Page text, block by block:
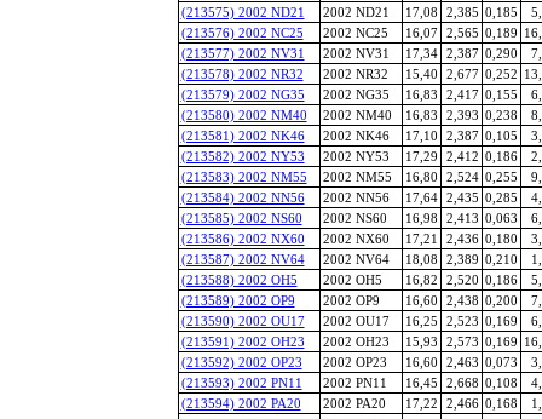
(213575) 2002 ND21
2002 ND21 17,08 2,385 0,185
(213576) 2002 NC25
2002 NC25 16,07 2,565 0,189
(213577) 2002 NV31
2002 NV31 17,34 2,387 0,290
(213578) 2002 NR32
2002 NR32 15,40 2,677 0,252
(213579) 2002 NG35
2002 NG35 16,83 2,417 0,155
(213580) 2002 NM40
2002 NM40 16,83 2,393 0,238
(213581) 2002 NK46
2002 NK46 17,10 2,387 0,105
(213582) 2002 NY53
2002 NY53 17,29 2,412 0,186
(213583) 2002 NM55
2002 NM55 16,80 2,524 0,255
(213584) 2002 NN56
2002 NN56 17,64 2,435 0,285
(213585) 2002 NS60
2002 NS60 16,98 2,413 0,063
(213586) 2002 NX60
2002 NX60 17,21 2,436 0,180
(213587) 2002 NV64
2002 NV64 18,08 2,389 0,210
(213588) 2002 OH5
2002 OH5 16,82 2,520 0,186
(213589) 2002 OP9
2002 OP9 16,60 2,438 0,200
(213590) 2002 OU17
2002 OU17 16,25 2,523 0,169
(213591) 2002 OH23
2002 OH23 15,93 2,573 0,169
(213592) 2002 OP23
2002 OP23 16,60 2,463 0,073
(213593) 2002 PN11
2002 PN11 16,45 2,668 0,108
(213594) 2002 PA20
2002 PA20 17,22 2,466 0,168